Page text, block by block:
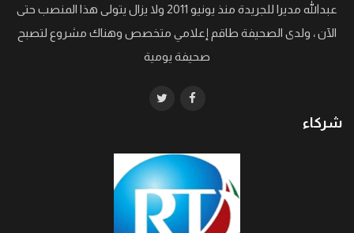
عبدالله مديرا للجريدة منذ يونيو 2011 ولا يزال يتولى هذا المنصب حتى
الآن ، ولدى الصحيفة طاقم إعلامي متخصص وهناك مشروع لتصبح
صحيفة يومية
شركاء